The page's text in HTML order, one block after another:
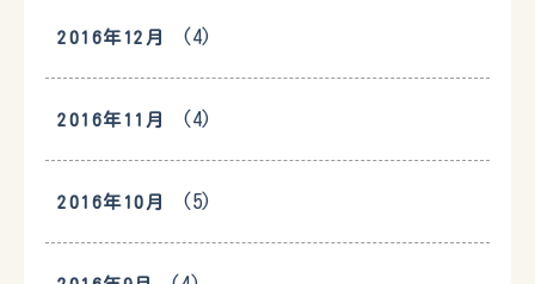
2016年12月 (4)
2016年11月 (4)
2016年10月 (5)